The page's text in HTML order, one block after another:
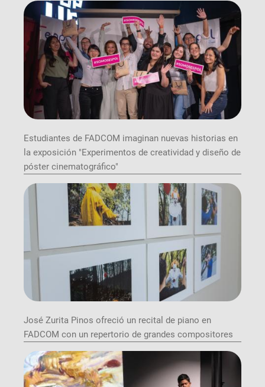
Estudiantes de FADCOM imaginan nuevas historias en
la exposición "Experimentos de creatividad y diseño de
póster cinematográfico"
José Zurita Pinos ofreció un recital de piano en
FADCOM con un repertorio de grandes compositores